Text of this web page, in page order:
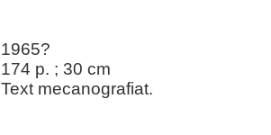
1965?
174 p. ; 30 cm
Text mecanografiat.